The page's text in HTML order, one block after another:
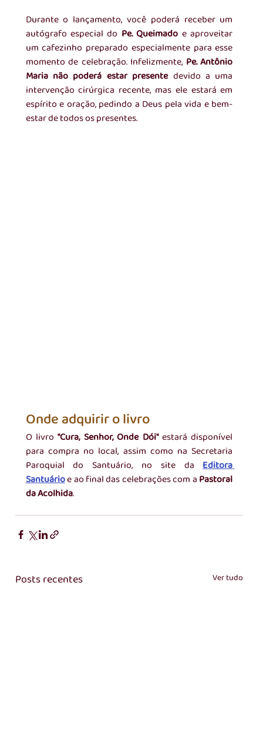
Durante o lançamento, você poderá receber um
autógrafo especial do Pe. Queimado e aproveitar
um cafezinho preparado especialmente para esse
momento de celebração. Infelizmente, Pe. Antônio
Maria não poderá estar presente devido a uma
intervenção cirúrgica recente, mas ele estará em
espírito e oração, pedindo a Deus pela vida e bem-
estar de todos os presentes.
Onde adquirir o livro
O livro "Cura, Senhor, Onde Dói" estará disponível
para compra no local, assim como na Secretaria
Paroquial do Santuário, no site da Editora
Santuário e ao final das celebrações com a Pastoral
da Acolhida.
Posts recentes Ver tudo